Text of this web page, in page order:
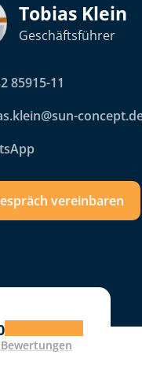
Tobias Klein
Geschäftsführer
85915-11
vereinbaren